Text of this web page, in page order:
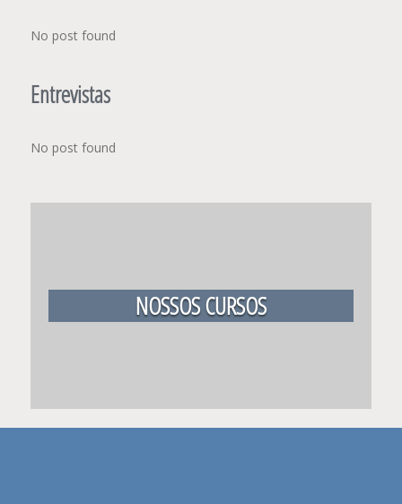
No post found
Entrevistas
No post found
NOSSOS CURSOS